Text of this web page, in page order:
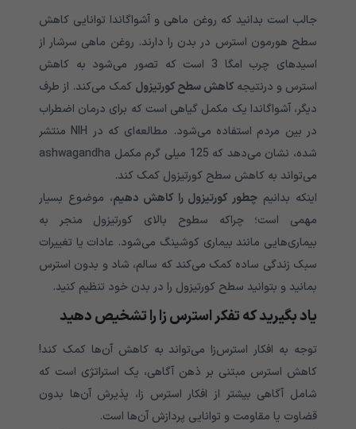
جالب است بدانید که روغن ماهی و آشواگاندا توانایی کاهش
سطح هورمون استرس در بدن را دارند. روغن ماهی سرشار از
اسیدهای چرب امگا 3 است که تصور می‌شود به کاهش
استرس و درنتیجه کاهش سطح کورتیزول کمک می‌کند. از طرف
دیگر، آشواگاندا یک مکمل گیاهی است که برای درمان اضطراب
در بین مردم استفاده می‌شود. مطالعه‌ای که در NIH منتشر
شده، نشان می‌دهد که 125 میلی گرم مکمل ashwagandha
می‌تواند به کاهش سطح کورتیزول کمک کند.
اینکه بدانیم چطور کورتیزول را کاهش دهیم، موضوع بسیار
مهمی است؛ چراکه سطوح بالای کورتیزول منجر به
بیماری‌هایی مانند بیماری کوشینگ می‌شود. عادات یا تغییرات
سبک زندگی ساده کمک می‌کند که سالم، شاد و بدون استرس
بمانید و بتوانید سطح کورتیزول را در بدن خود تنظیم کنید.
یاد بگیرید که تفکر استرس زا را تشخیص دهید
توجه به افکار استرس‌زا می‌تواند به کاهش آن‌ها کمک کند!
کاهش استرس مبتنی بر ذهن آگاهی، یک استراتژی است که
شامل آگاهی بیشتر از افکار استرس زا، پذیرش آن‌ها بدون
قضاوت یا مقاومت و توانایی پردازش آن‌ها است.